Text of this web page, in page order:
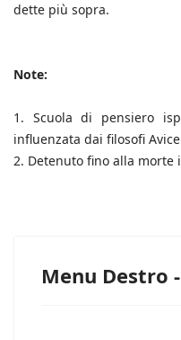
dette più sopra.
Note:
1. Scuola di pensiero
influenzata dai filosofi
2. Detenuto fino alla morte
Menu Destro